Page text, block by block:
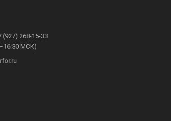
(927) 268-15-33
МСК)